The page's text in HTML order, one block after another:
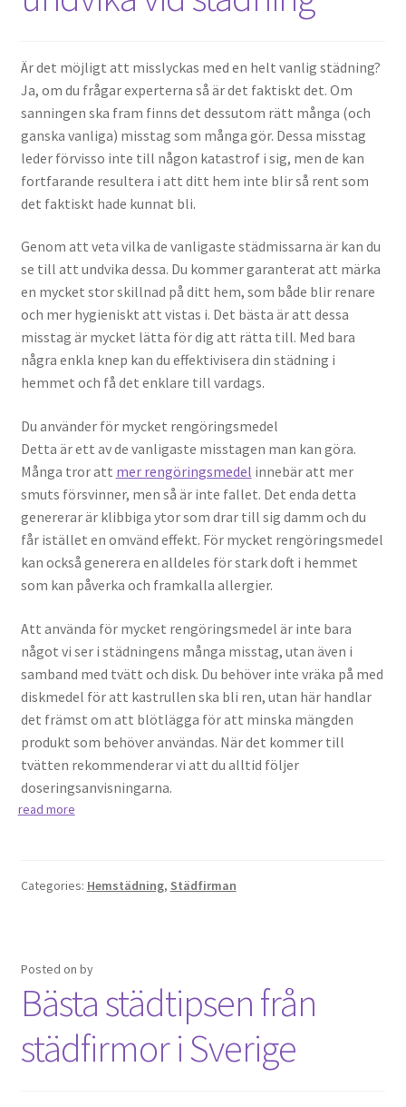
Är det möjligt att misslyckas med en helt vanlig städning?
Ja, om du frågar experterna så är det faktiskt det. Om
sanningen ska fram finns det dessutom rätt många (och
ganska vanliga) misstag som många gör. Dessa misstag
leder förvisso inte till någon katastrof i sig, men de kan
fortfarande resultera i att ditt hem inte blir så rent som
det faktiskt hade kunnat bli.
Genom att veta vilka de vanligaste städmissarna är kan du
se till att undvika dessa. Du kommer garanterat att märka
en mycket stor skillnad på ditt hem, som både blir renare
och mer hygieniskt att vistas i. Det bästa är att dessa
misstag är mycket lätta för dig att rätta till. Med bara
några enkla knep kan du effektivisera din städning i
hemmet och få det enklare till vardags.
Du använder för mycket rengöringsmedel
Detta är ett av de vanligaste misstagen man kan göra.
Många tror att mer rengöringsmedel innebär att mer
smuts försvinner, men så är inte fallet. Det enda detta
genererar är klibbiga ytor som drar till sig damm och du
får istället en omvänd effekt. För mycket rengöringsmedel
kan också generera en alldeles för stark doft i hemmet
som kan påverka och framkalla allergier.
Att använda för mycket rengöringsmedel är inte bara
något vi ser i städningens många misstag, utan även i
samband med tvätt och disk. Du behöver inte vräka på med
diskmedel för att kastrullen ska bli ren, utan här handlar
det främst om att blötlägga för att minska mängden
produkt som behöver användas. När det kommer till
tvätten rekommenderar vi att du alltid följer
doseringsanvisningarna.
read more
Categories: Hemstädning, Städfirman
Posted on by
Bästa städtipsen från
städfirmor i Sverige